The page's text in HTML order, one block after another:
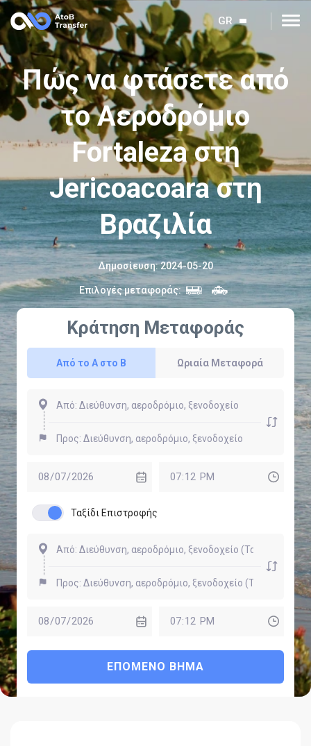
GR
Πώς να φτάσετε από
το Αεροδρόμιο
Fortaleza στη
Jericoacoara στη
Βραζιλία
Δημοσίευση:2024-05-20
Επιλογές μεταφοράς:
Κράτηση Μεταφοράς
Από το Α στο Β Ωριαία Μεταφορά
Ταξίδι Επιστροφής
ΕΠΌΜΕΝΟ ΒΉΜΑ